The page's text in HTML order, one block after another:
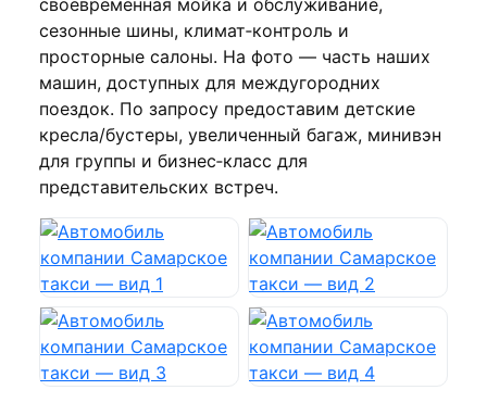
своевременная мойка и обслуживание,
сезонные шины, климат‑контроль и
просторные салоны. На фото — часть наших
машин, доступных для междугородних
поездок. По запросу предоставим детские
кресла/бустеры, увеличенный багаж, минивэн
для группы и бизнес‑класс для
представительских встреч.